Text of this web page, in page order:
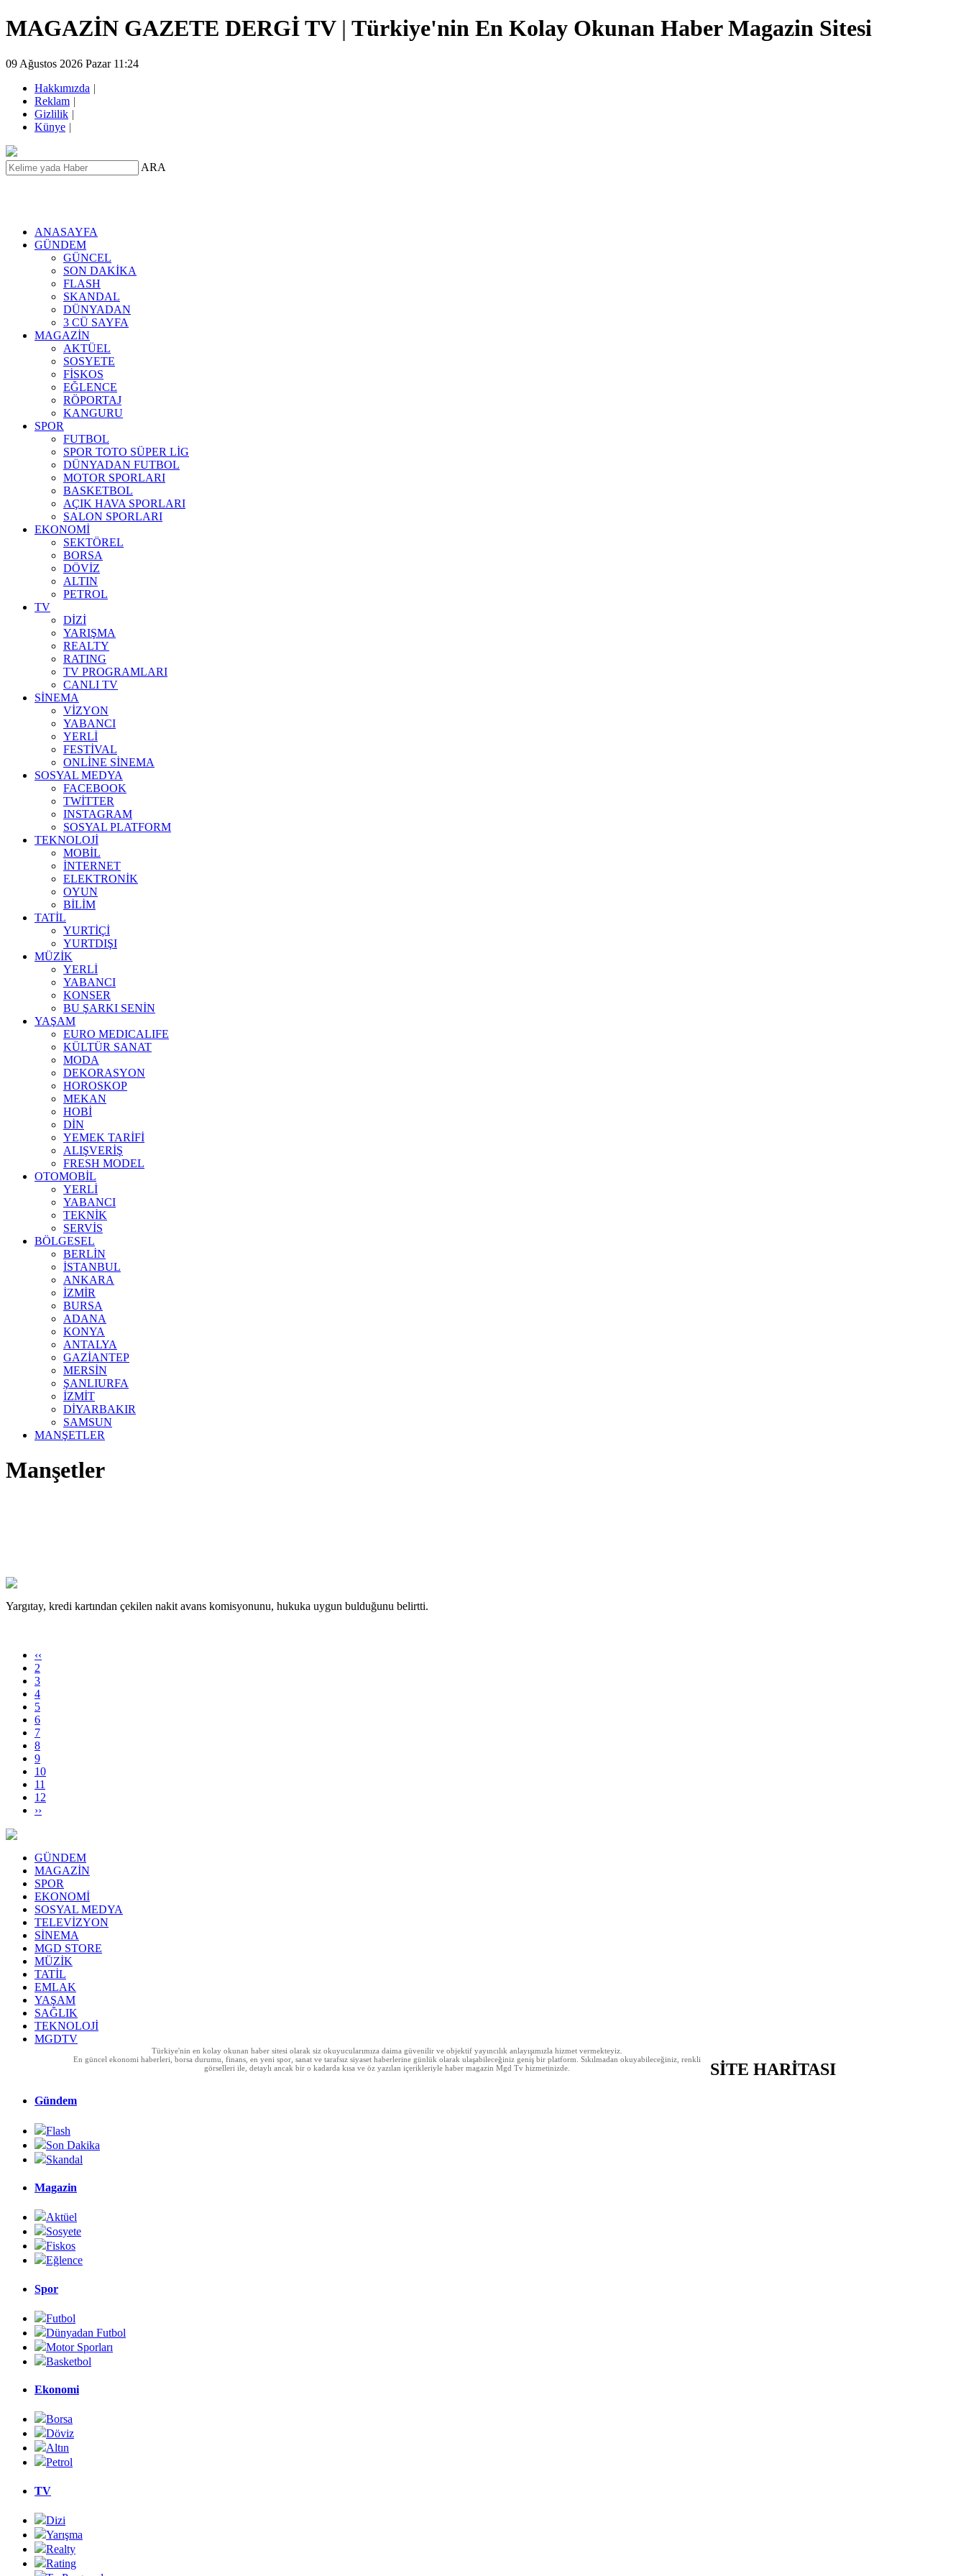
MAGAZİN GAZETE DERGİ TV | Türkiye'nin En Kolay Okunan Haber Magazin Sitesi
09 Ağustos 2026 Pazar 11:24
Hakkımızda |
Reklam |
Gizlilik |
Künye |
ARA
ANASAYFA
GÜNDEM
GÜNCEL
SON DAKİKA
FLASH
SKANDAL
DÜNYADAN
3 CÜ SAYFA
MAGAZİN
AKTÜEL
SOSYETE
FİSKOS
EĞLENCE
RÖPORTAJ
KANGURU
SPOR
FUTBOL
SPOR TOTO SÜPER LİG
DÜNYADAN FUTBOL
MOTOR SPORLARI
BASKETBOL
AÇIK HAVA SPORLARI
SALON SPORLARI
EKONOMİ
SEKTÖREL
BORSA
DÖVİZ
ALTIN
PETROL
TV
DİZİ
YARIŞMA
REALTY
RATING
TV PROGRAMLARI
CANLI TV
SİNEMA
VİZYON
YABANCI
YERLİ
FESTİVAL
ONLİNE SİNEMA
SOSYAL MEDYA
FACEBOOK
TWİTTER
INSTAGRAM
SOSYAL PLATFORM
TEKNOLOJİ
MOBİL
İNTERNET
ELEKTRONİK
OYUN
BİLİM
TATİL
YURTİÇİ
YURTDIŞI
MÜZİK
YERLİ
YABANCI
KONSER
BU ŞARKI SENİN
YAŞAM
EURO MEDICALIFE
KÜLTÜR SANAT
MODA
DEKORASYON
HOROSKOP
MEKAN
HOBİ
DİN
YEMEK TARİFİ
ALIŞVERİŞ
FRESH MODEL
OTOMOBİL
YERLİ
YABANCI
TEKNİK
SERVİS
BÖLGESEL
BERLİN
İSTANBUL
ANKARA
İZMİR
BURSA
ADANA
KONYA
ANTALYA
GAZİANTEP
MERSİN
ŞANLIURFA
İZMİT
DİYARBAKIR
SAMSUN
MANŞETLER
Manşetler
Yargıtay, kredi kartından çekilen nakit avans komisyonunu, hukuka uygun bulduğunu belirtti.
‹‹
2
3
4
5
6
7
8
9
10
11
12
››
GÜNDEM
MAGAZİN
SPOR
EKONOMİ
SOSYAL MEDYA
TELEVİZYON
SİNEMA
MGD STORE
MÜZİK
TATİL
EMLAK
YAŞAM
SAĞLIK
TEKNOLOJİ
MGDTV
Türkiye'nin en kolay okunan haber sitesi olarak siz okuyucularımıza daima güvenilir ve objektif yayıncılık anlayışımızla hizmet vermekteyiz.
En güncel ekonomi haberleri, borsa durumu, finans, en yeni spor, sanat ve tarafsız siyaset haberlerine günlük olarak ulaşabileceğiniz geniş bir platform. Sıkılmadan okuyabileceğiniz, renkli
görselleri ile, detaylı ancak bir o kadarda kısa ve öz yazılan içerikleriyle haber magazin Mgd Tv hizmetinizde.
SİTE HARİTASI
Gündem
Flash
Son Dakika
Skandal
Magazin
Aktüel
Sosyete
Fiskos
Eğlence
Spor
Futbol
Dünyadan Futbol
Motor Sporları
Basketbol
Ekonomi
Borsa
Döviz
Altın
Petrol
TV
Dizi
Yarışma
Realty
Rating